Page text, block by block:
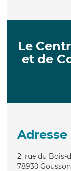
Le
et de
Adresse
2, rue du Bois-
78930